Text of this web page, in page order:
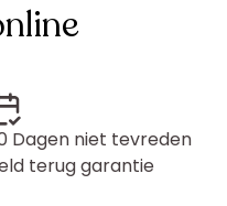
Dagen niet tevreden
terug garantie